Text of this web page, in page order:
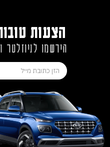
הצעות
הירשמו לניוזלטר